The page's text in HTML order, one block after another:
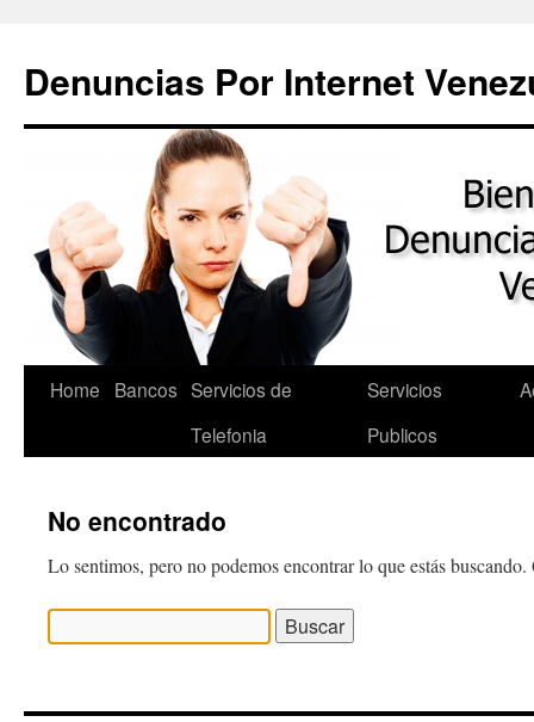
contenido
Denuncias Por Internet
Home Bancos Servicios de
Telefonia
Servicios
Publicos
No encontrado
Lo sentimos, pero no podemos encontrar lo que estás